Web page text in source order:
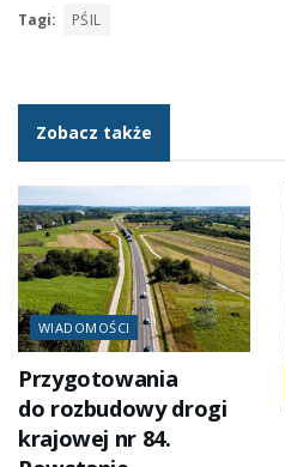
Tagi: PŚIL
Zobacz także
WIADOMOŚCI
Przygotowania
do rozbudowy drogi
krajowej nr 84.